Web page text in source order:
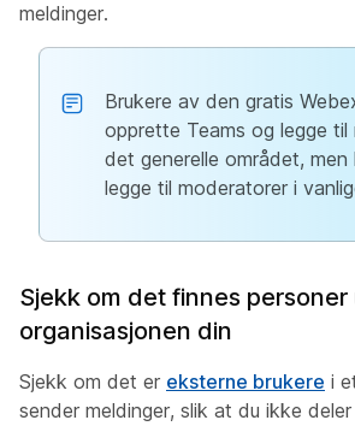
meldinger.
Brukere av den gratis
opprette Teams og legge til
det generelle området, men
legge til moderatorer i
Sjekk om det finnes
organisasjonen din
Sjekk om det er eksterne brukere i
sender meldinger, slik at du ikke